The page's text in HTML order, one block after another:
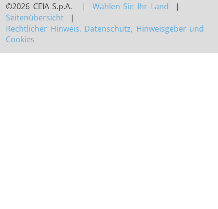
©2026 CEIA S.p.A. | Wählen Sie Ihr Land |
Seitenübersicht |
Rechtlicher Hinweis, Datenschutz, Hinweisgeber und
Cookies